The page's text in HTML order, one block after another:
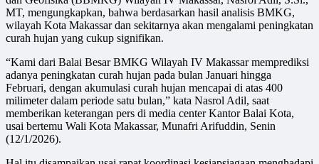
MT, mengungkapkan, bahwa berdasarkan hasil analisis BMKG,
wilayah Kota Makassar dan sekitarnya akan mengalami peningkatan
curah hujan yang cukup signifikan.
“Kami dari Balai Besar BMKG Wilayah IV Makassar memprediksi
adanya peningkatan curah hujan pada bulan Januari hingga
Februari, dengan akumulasi curah hujan mencapai di atas 400
milimeter dalam periode satu bulan,” kata Nasrol Adil, saat
memberikan keterangan pers di media center Kantor Balai Kota,
usai bertemu Wali Kota Makassar, Munafri Arifuddin, Senin
(12/1/2026).